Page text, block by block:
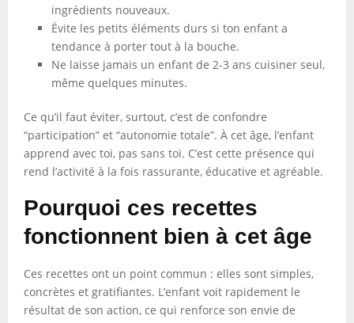
ingrédients nouveaux.
Évite les petits éléments durs si ton enfant a
tendance à porter tout à la bouche.
Ne laisse jamais un enfant de 2-3 ans cuisiner seul,
même quelques minutes.
Ce qu’il faut éviter, surtout, c’est de confondre
“participation” et “autonomie totale”. À cet âge, l’enfant
apprend avec toi, pas sans toi. C’est cette présence qui
rend l’activité à la fois rassurante, éducative et agréable.
Pourquoi ces recettes
fonctionnent bien à cet âge
Ces recettes ont un point commun : elles sont simples,
concrètes et gratifiantes. L’enfant voit rapidement le
résultat de son action, ce qui renforce son envie de